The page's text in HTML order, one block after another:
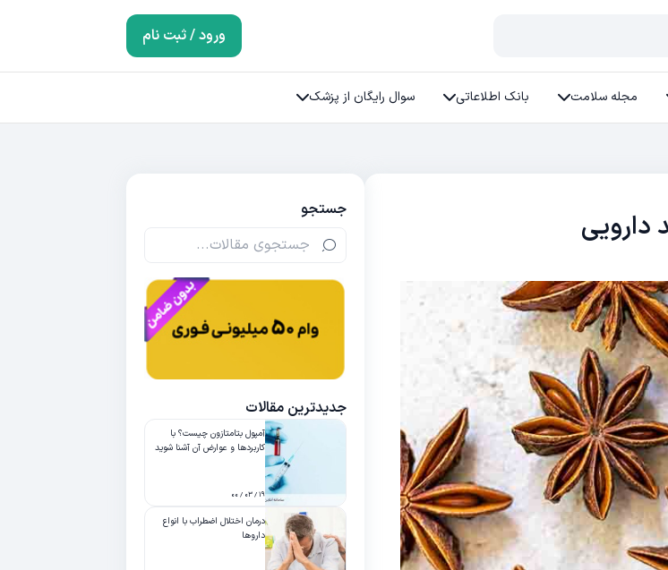
ورود / ثبت نام
مجله سلامت بانک اطلاعاتی سوال رایگان از پزشک
دارویی جستجو
جدیدترین مقالات
آمپول بتامتازون چیست؟ با
کاربردها و عوارض آن آشنا شوید
۱۹ / ۰۳ / ۰۰
درمان اختلال اضطراب با انواع
داروها